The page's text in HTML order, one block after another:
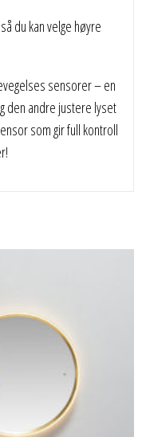
du kan velge høyre
sensorer – en
den andre justere lyset
som gir full kontroll